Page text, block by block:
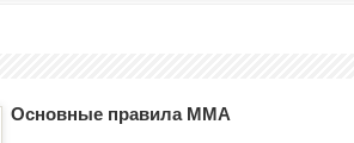
Основные правила MMA